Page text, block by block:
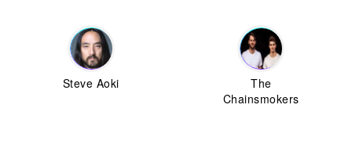
Steve Aoki
The
Chainsmokers